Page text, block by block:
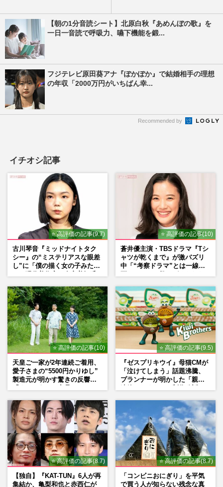
【朝の1分音読シート】北原白秋『あめんぼの歌』を
一日一音読で呼吸力、嚥下機能を鍛...
フジテレビ原田葵アナ『ぽかぽか』で結婚相手の理想
の年収「2000万円がいちばん幸...
Recommended by
イチオシ記事
⭐ 高評価の記事(9.7)
古川琴音『ミッドナイトタク
シー』の“ミステリアスな眼差
し”に「僕の描く女の子みた
⭐ 高評価の記事(10)
蒼井優主演・TBSドラマ『Tシ
ャツが乾くまで』が激バズリ
中「“考察ドラマ”とは一線を
⭐ 高評価の記事(10)
天皇ご一家が2年連続ご着用、
愛子さまの“5500円かりゆし”
製造元が明かす驚きの反響
⭐ 高評価の記事(9.5)
『ゼスプリキウイ』母猫CMが
「泣けてしまう」話題沸騰、
プランナーが明かした「親に
⭐ 高評価の記事(8.7)
【独自】『KAT-TUN』6人が再
集結か、亀梨和也と赤西仁が
⭐ 高評価の記事(8.7)
「コンビニおにぎり」を平気
で買う人が知らない残念な真